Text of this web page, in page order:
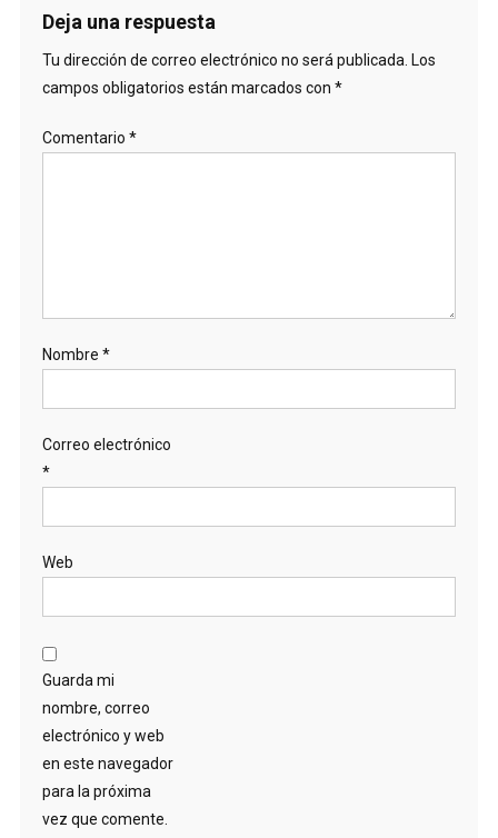
Deja una respuesta
Tu dirección de correo electrónico no será publicada. Los
campos obligatorios están marcados con *
Comentario *
Nombre *
Correo electrónico
*
Web
Guarda mi
nombre, correo
electrónico y web
en este navegador
para la próxima
vez que comente.